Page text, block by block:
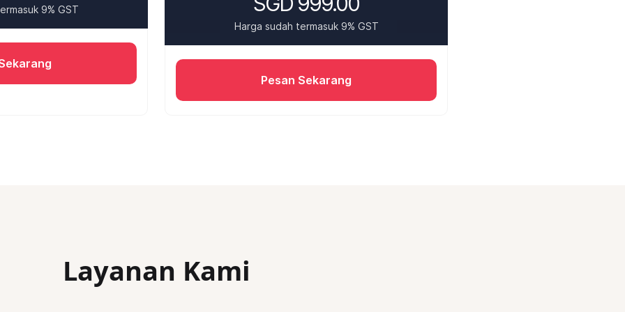
9% GST
Harga sudah termasuk 9% GST
Pesan Sekarang
Layanan Kami